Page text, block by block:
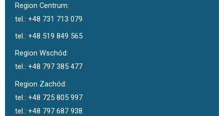
Region Centrum:
tel.: +48 731 713 079
tel.: +48 519 849 565
Region Wschód:
tel.: +48 797 385 477
Region Zachód:
tel.: +48 725 805 997
tel.: +48 797 687 938